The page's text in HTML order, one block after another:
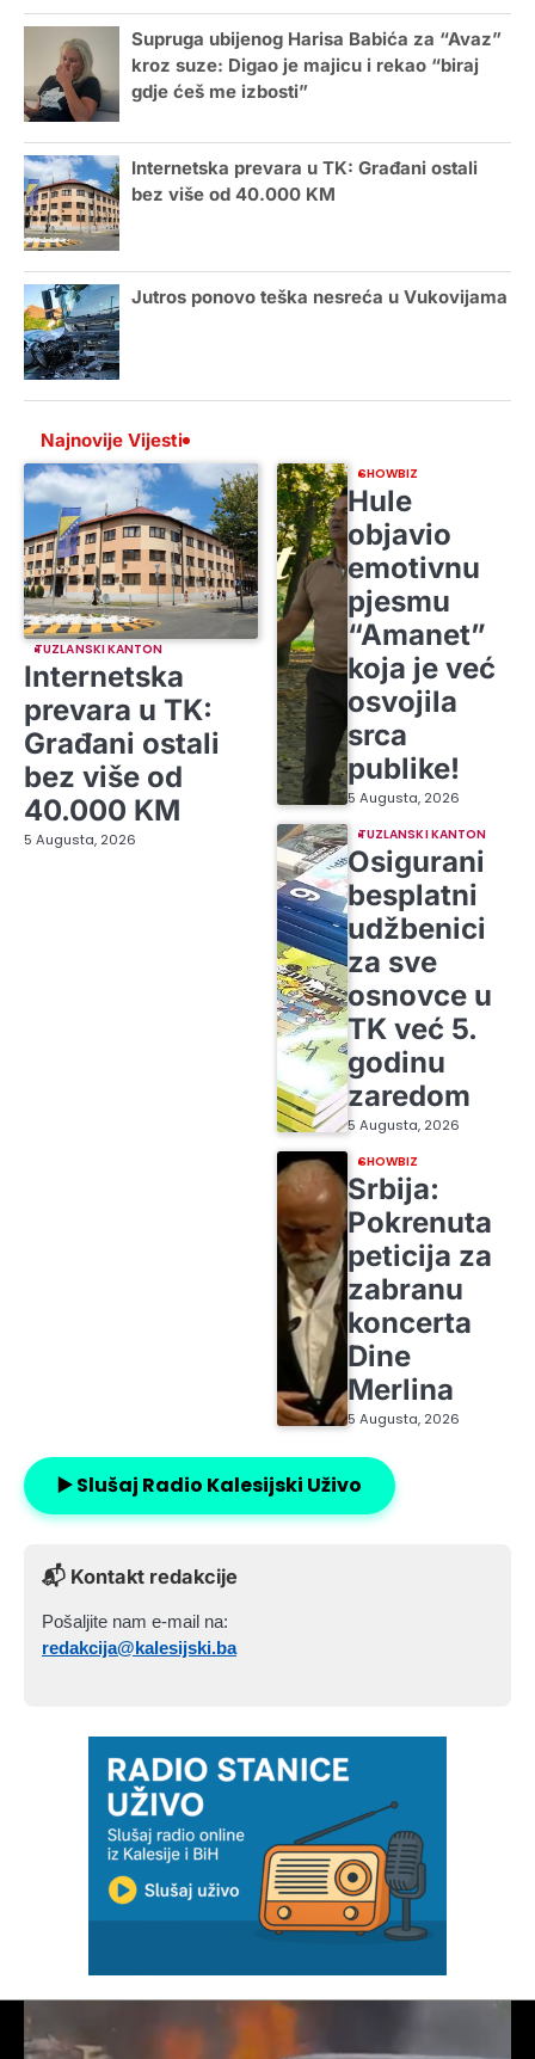
Supruga ubijenog Harisa Babića za “Avaz”
kroz suze: Digao je majicu i rekao “biraj
gdje ćeš me izbosti”
Internetska prevara u TK: Građani ostali
bez više od 40.000 KM
Jutros ponovo teška nesreća u Vukovijama
Najnovije Vijesti
TUZLANSKI KANTON
Internetska
prevara u TK:
Građani ostali
bez više od
40.000 KM
5 Augusta, 2026
SHOWBIZ
Hule
objavio
emotivnu
pjesmu
“Amanet”
koja je već
osvojila
srca
publike!
5 Augusta, 2026
TUZLANSKI KANTON
Osigurani
besplatni
udžbenici
za sve
osnovce u
TK već 5.
godinu
zaredom
5 Augusta, 2026
SHOWBIZ
Srbija:
Pokrenuta
peticija za
zabranu
koncerta
Dine
Merlina
5 Augusta, 2026
▶️ Slušaj Radio Kalesijski Uživo
📬 Kontakt redakcije
Pošaljite nam e-mail na:
redakcija@kalesijski.ba